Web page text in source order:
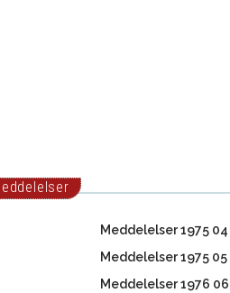
Meddelelser 1975 04
Meddelelser 1975 05
Meddelelser 1976 06